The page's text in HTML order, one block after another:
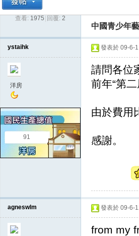
王國
›
查看: 1975 回覆: 2
中國青少年
ystaihk
洋房
91
發表於 09-6-
請問各位
前年“第
由於費用
感謝。
agneswlm 發表於 09-6-
from my